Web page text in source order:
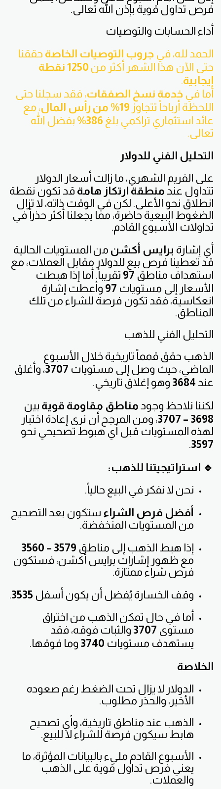
فرص تداول قوية بإذن الله تعالى.
أداء الحسابات والتوصيات
الحمد لله، في جروب التوصيات الخاصة حققنا
حتى الآن هذا الشهر أكثر من
1250 نقطة
إيجابية.
أما في خدمة نسخ الصفقات، فقد سجلنا حتى
اللحظة أرباحاً تتجاوز 19% من رأس المال
، مع
عائد استثماري تراكمي بلغ 386%
بفضل الله
تعالى.
التحليل الفني للدولار
على الفريم الشهري، ما زالت أسعار الدولار
تتداول عند منطقة ارتكاز هامة قد تكون نقطة
انطلاق نحو الأعلى. لكن في الوقت ذاته، لا تزال
الضغوط البيعية حاضرة، مما يجعلنا أكثر حذراً في
تداولات الأسبوع القادم.
أي إشارة برايس أكشن من المستويات الحالية
قد تعطينا فرص بيع للدولار مقابل العملات، مع
استهداف مناطق 97 تقريباً. أما إذا هبطت
الأسعار إلى مستويات 97 وأعطت إشارة
انعكاسية، فقد تكون فرصة للشراء من تلك
المناطق.
التحليل الفني للذهب
الذهب حقق قمماً تاريخية خلال الأسبوع
الماضي، حيث وصل إلى مستويات 3707، وأغلق
عند 3684 وهو إغلاق تاريخي.
لكننا نلاحظ وجود مناطق مقاومة قوية بين
3698 – 3707
، ومن المرجح أن نرى إعادة اختبار
لهذه المستويات قبل أي هبوط تصحيحي نحو
3597
.
🔹 استراتيجيتنا للذهب:
نحن لا نفكر في البيع حالياً.
أفضل فرص الشراء ستكون بعد التصحيح
من المستويات المنخفضة.
إذا هبط الذهب إلى مناطق 3579 – 3560
مع ظهور إشارات برايس أكشن، فستكون
فرص شراء ممتازة.
وقف الخسارة يُفضل أن يكون أسفل 3535
.
أما في حال تمكن الذهب من اختراق
مستوى 3707 والثبات فوقه، فقد
يستهدف مستويات 3740 وما فوقها.
الخلاصة
الدولار لا يزال تحت الضغط رغم صعوده
الأخير، والحذر مطلوب.
الذهب عند مناطق تاريخية، وأي تصحيح
هابط سيكون فرصة للشراء لا للبيع.
الأسبوع القادم مليء بالبيانات المؤثرة، ما
يعني فرص تداول قوية على الذهب
والعملات.